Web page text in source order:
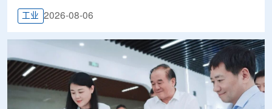
工业 2026-08-06